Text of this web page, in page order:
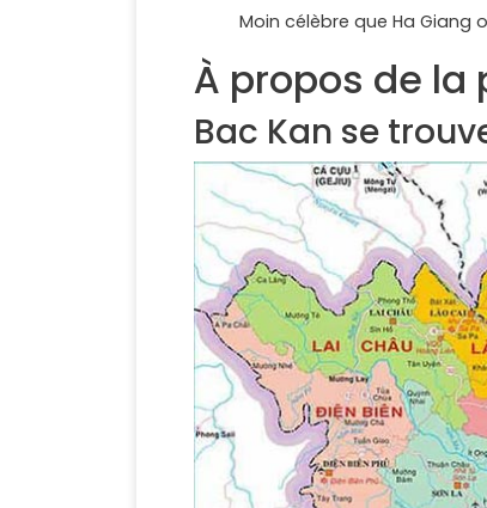
Moin célèbre que Ha
À propos de la
Bac Kan se